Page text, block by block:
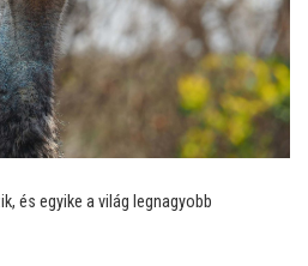
és egyike a világ legnagyobb